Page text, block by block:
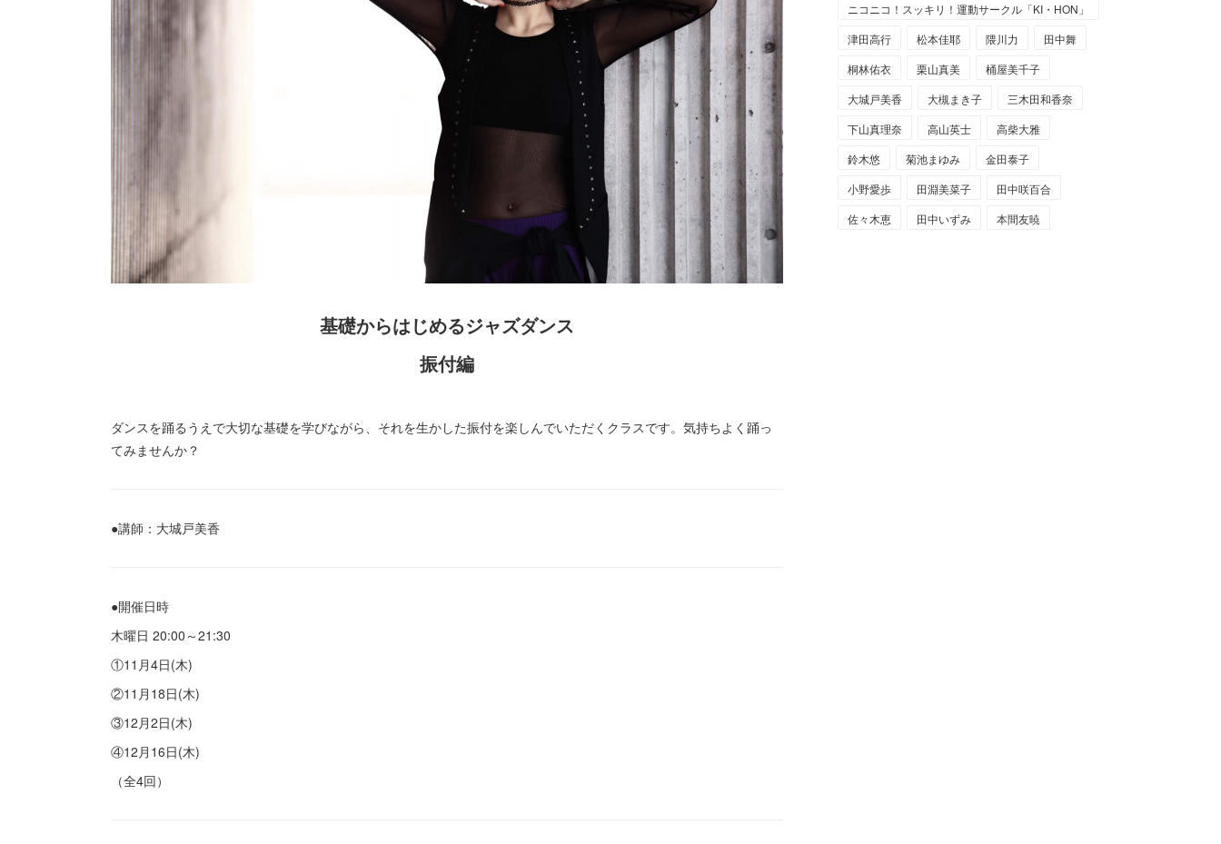
基礎からはじめるジャズダンス
振付編
ダンスを踊るうえで大切な基礎を学びながら、それを生かした振付を楽しんでいただくクラスです。気持ちよく踊っ
てみませんか？
●講師：大城戸美香
●開催日時
木曜日 20:00～21:30
①11月4日(木)
②11月18日(木)
③12月2日(木)
④12月16日(木)
（全4回）
ニコニコ！スッキリ！運動サークル「KI・HON」
津田高行
松本佳耶 隈川力
田中舞
桐林佑衣
栗山真美
桶屋美千子
大城戸美香
大槻まき子
三木田和香奈
下山真理奈
高山英士
高柴大雅
鈴木悠
菊池まゆみ
金田泰子
小野愛歩
田淵美菜子
田中咲百合
佐々木恵
田中いずみ 本間友暁